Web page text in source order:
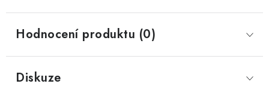
Hodnocení produktu (0)
Diskuze